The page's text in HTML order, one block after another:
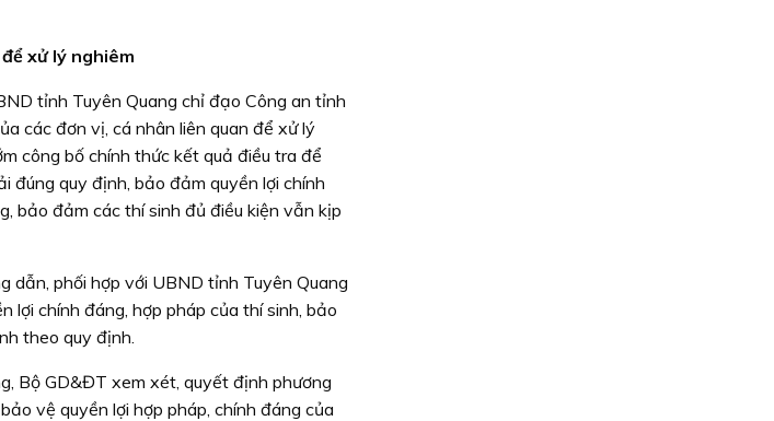
xử lý nghiêm
tỉnh Tuyên Quang chỉ đạo Công an tỉnh
các đơn vị, cá nhân liên quan để xử lý
công bố chính thức kết quả điều tra để
đúng quy định, bảo đảm quyền lợi chính
bảo đảm các thí sinh đủ điều kiện vẫn kịp
dẫn, phối hợp với UBND tỉnh Tuyên Quang
lợi chính đáng, hợp pháp của thí sinh, bảo
theo quy định.
Bộ GD&ĐT xem xét, quyết định phương
vệ quyền lợi hợp pháp, chính đáng của